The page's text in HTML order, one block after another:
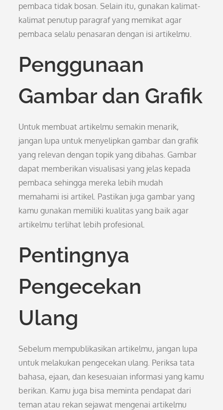
pembaca tidak bosan. Selain itu, gunakan kalimat-
kalimat penutup paragraf yang memikat agar
pembaca selalu penasaran dengan isi artikelmu.
Penggunaan
Gambar dan Grafik
Untuk membuat artikelmu semakin menarik,
jangan lupa untuk menyelipkan gambar dan grafik
yang relevan dengan topik yang dibahas. Gambar
dapat memberikan visualisasi yang jelas kepada
pembaca sehingga mereka lebih mudah
memahami isi artikel. Pastikan juga gambar yang
kamu gunakan memiliki kualitas yang baik agar
artikelmu terlihat lebih profesional.
Pentingnya
Pengecekan
Ulang
Sebelum mempublikasikan artikelmu, jangan lupa
untuk melakukan pengecekan ulang. Periksa tata
bahasa, ejaan, dan kesesuaian informasi yang kamu
berikan. Kamu juga bisa meminta pendapat dari
teman atau rekan sejawat mengenai artikelmu